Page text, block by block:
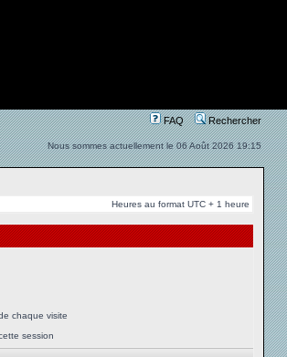
FAQ Rechercher
Nous sommes actuellement le 06 Août 2026 19:15
Heures au format UTC + 1 heure
chaque visite
session